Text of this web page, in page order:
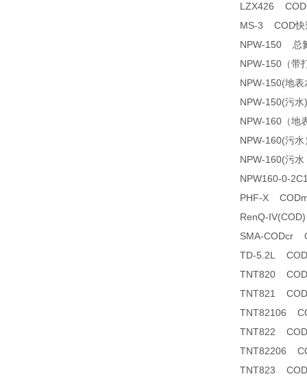
LZX426 COD
MS-3 COD快
NPW-150 总
NPW-150（带
NPW-150(地
NPW-150(污
NPW-160（地
NPW-160(污
NPW-160(污
NPW160-0-
PHF-X
RenQ-
SMA-CODcr
TD-5.2L COD
TNT820
TNT821
TNT82106
TNT822
TNT82206
TNT823